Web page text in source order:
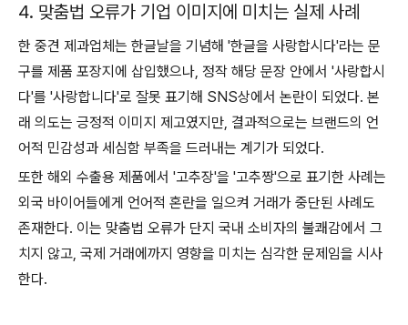
4. 맞춤법 오류가 기업 이미지에 미치는 실제 사례
한 중견 제과업체는 한글날을 기념해 '한글을 사랑합시다'라는 문
구를 제품 포장지에 삽입했으나, 정작 해당 문장 안에서 '사랑합시
다'를 '사랑합니다'로 잘못 표기해 SNS상에서 논란이 되었다. 본
래 의도는 긍정적 이미지 제고였지만, 결과적으로는 브랜드의 언
어적 민감성과 세심함 부족을 드러내는 계기가 되었다.
또한 해외 수출용 제품에서 '고추장'을 '고추짱'으로 표기한 사례는
외국 바이어들에게 언어적 혼란을 일으켜 거래가 중단된 사례도
존재한다. 이는 맞춤법 오류가 단지 국내 소비자의 불쾌감에서 그
치지 않고, 국제 거래에까지 영향을 미치는 심각한 문제임을 시사
한다.